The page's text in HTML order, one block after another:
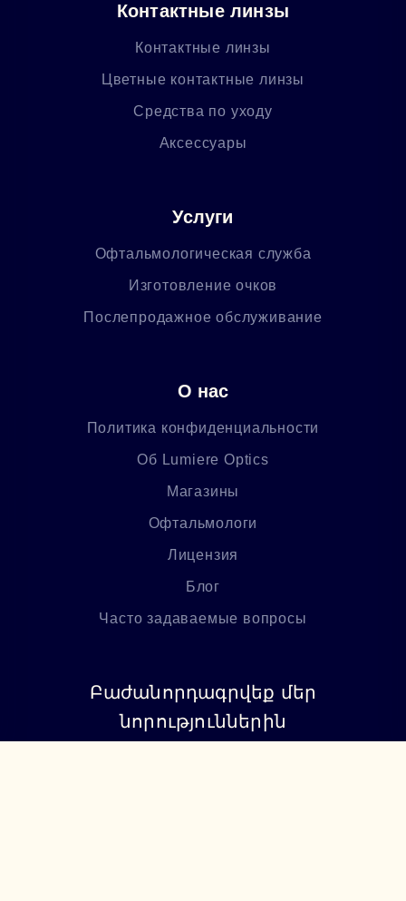
Контактные линзы
Контактные линзы
Цветные контактные линзы
Средства по уходу
Аксессуары
Услуги
Офтальмологическая служба
Изготовление очков
Послепродажное обслуживание
О нас
Политика конфиденциальности
Об Lumiere Optics
Магазины
Офтальмологи
Лицензия
Блог
Часто задаваемые вопросы
Բաժանորդագրվեք մեր
նորություններին